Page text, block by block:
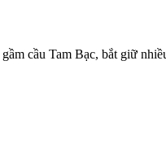
cầu Tam Bạc, bắt giữ